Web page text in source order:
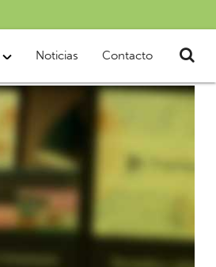
Noticias Contacto